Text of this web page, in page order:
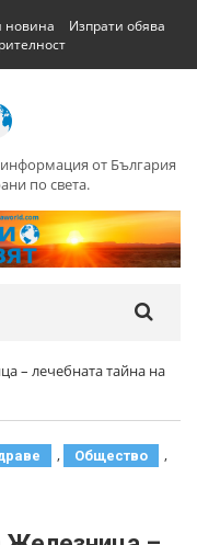
новина
Изпрати обява
от България
по света.
– лечебната тайна на
, Общество ,